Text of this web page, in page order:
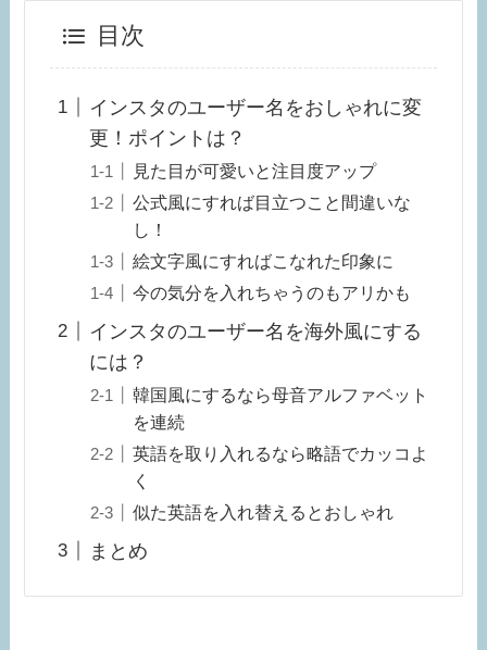
目次
インスタのユーザー名をおしゃれに変
更！ポイントは？
見た目が可愛いと注目度アップ
公式風にすれば目立つこと間違いな
し！
絵文字風にすればこなれた印象に
今の気分を入れちゃうのもアリかも
インスタのユーザー名を海外風にする
には？
韓国風にするなら母音アルファベット
を連続
英語を取り入れるなら略語でカッコよ
く
似た英語を入れ替えるとおしゃれ
まとめ